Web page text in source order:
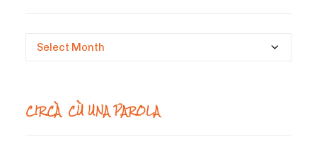
Circà
CIRCÀ CÙ UNA PAROLA